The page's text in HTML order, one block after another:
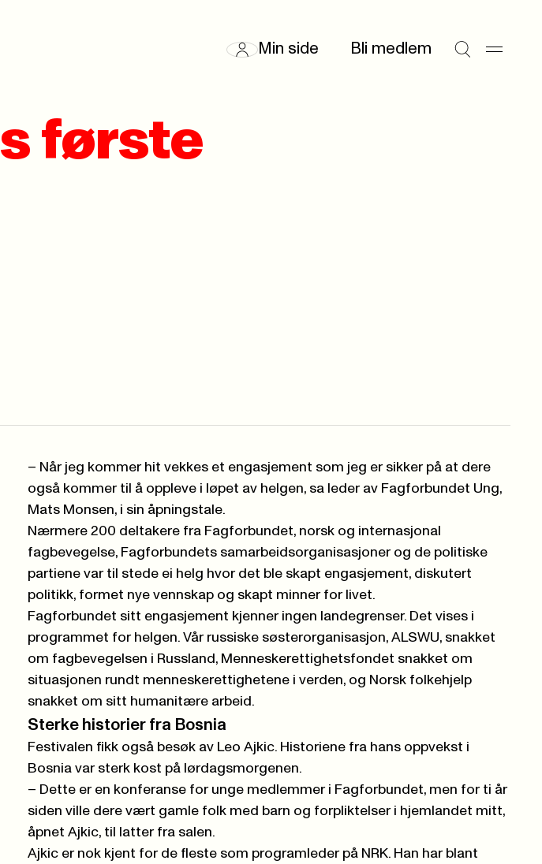
Min side Bli medlem
første
– Når jeg kommer hit vekkes et engasjement som jeg er sikker på at dere
også kommer til å oppleve i løpet av helgen, sa leder av Fagforbundet Ung,
Mats Monsen, i sin åpningstale.
Nærmere 200 deltakere fra Fagforbundet, norsk og internasjonal
fagbevegelse, Fagforbundets samarbeidsorganisasjoner og de politiske
partiene var til stede ei helg hvor det ble skapt engasjement, diskutert
politikk, formet nye vennskap og skapt minner for livet.
Fagforbundet sitt engasjement kjenner ingen landegrenser. Det vises i
programmet for helgen. Vår russiske søsterorganisasjon, ALSWU, snakket
om fagbevegelsen i Russland, Menneskerettighetsfondet snakket om
situasjonen rundt menneskerettighetene i verden, og Norsk folkehjelp
snakket om sitt humanitære arbeid.
Sterke historier fra Bosnia
Festivalen fikk også besøk av Leo Ajkic. Historiene fra hans oppvekst i
Bosnia var sterk kost på lørdagsmorgenen.
– Dette er en konferanse for unge medlemmer i Fagforbundet, men for ti år
siden ville dere vært gamle folk med barn og forpliktelser i hjemlandet mitt,
åpnet Ajkic, til latter fra salen.
Ajkic er nok kjent for de fleste som programleder på NRK. Han har blant